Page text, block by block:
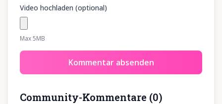
Video hochladen (optional)
Max 5MB
Kommentar absenden
Community-Kommentare (0)